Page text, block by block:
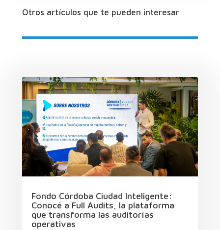
Otros artículos que te pueden interesar
Fondo Córdoba Ciudad Inteligente:
Conocé a Full Audits, la plataforma
que transforma las auditorías
operativas